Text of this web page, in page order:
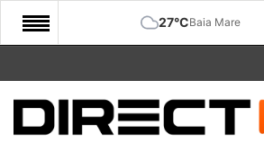
27°CBaia Mare
START
COMUNITATE